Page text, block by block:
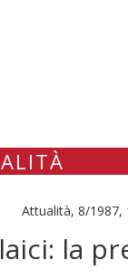
Attualità, 8/1987,
la